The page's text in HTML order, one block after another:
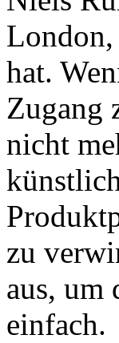
hat.
Zugang
nicht
zu
aus, um
einfach.